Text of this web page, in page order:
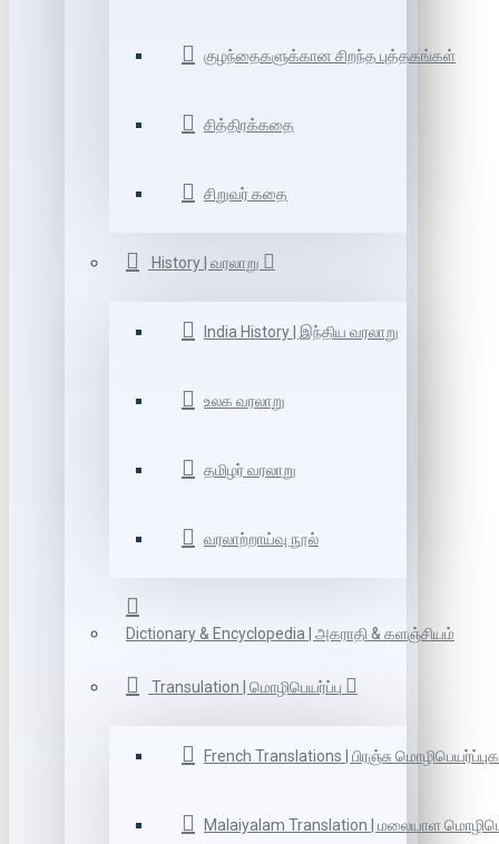
குழந்தைகளுக்கான சிறந்த புத்தகங்கள்
சித்திரக்கதை
சிறுவர் கதை
History | வரலாறு
India History | இந்திய வரலாறு
உலக வரலாறு
தமிழர் வரலாறு
வரலாற்றாய்வு நூல்
Dictionary & Encyclopedia | அகராதி & களஞ்சியம்
Transulation | மொழிபெயர்ப்பு
French Translations | பிரஞ்சு
Malaiyalam Translation | மலையாள